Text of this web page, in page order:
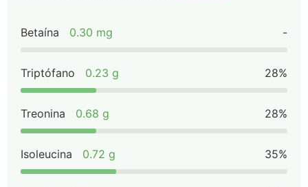
Betaína 0.30 mg -
Triptófano 0.23 g 28%
Treonina 0.68 g 28%
Isoleucina 0.72 g 35%